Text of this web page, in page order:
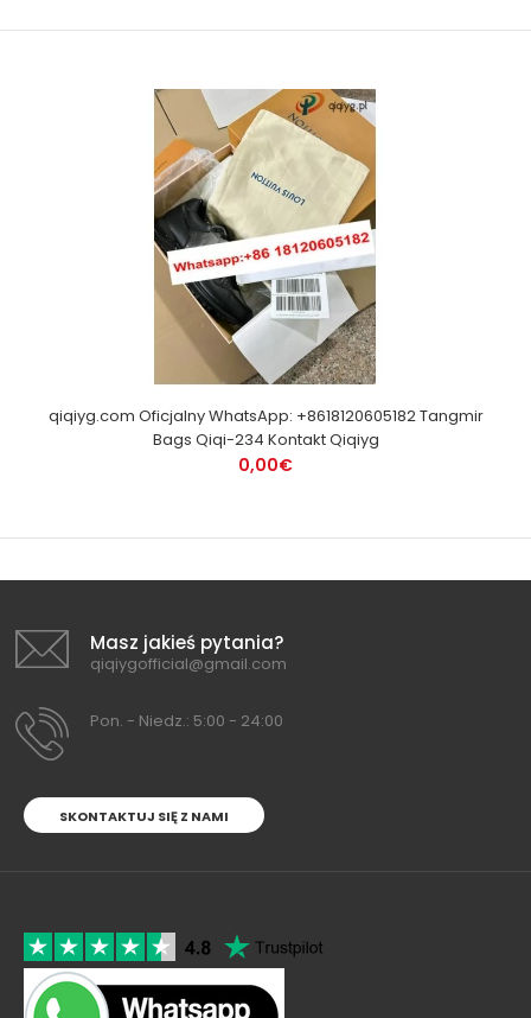
qiqiyg.com Oficjalny WhatsApp: +8618120605182 Tangmir
Bags Qiqi-234 Kontakt Qiqiyg
0,00€
Masz jakieś pytania?
qiqiygofficial@gmail.com
Pon. - Niedz.: 5:00 - 24:00
SKONTAKTUJ SIĘ Z NAMI